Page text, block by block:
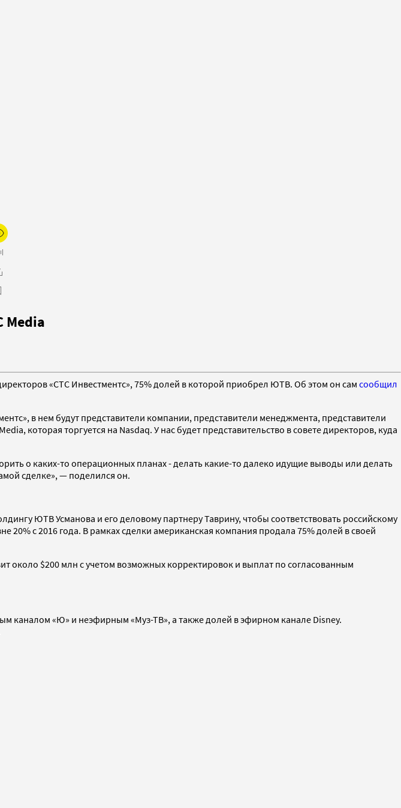
Media
«СТС Инвестментс», 75% долей в которой приобрел ЮТВ. Об этом он сам сообщил
в нем будут представители компании, представители менеджмента, представители
которая торгуется на Nasdaq. У нас будет представительство в совете директоров, куда
о каких-то операционных планах - делать какие-то далеко идущие выводы или делать
сделке», — поделился он.
ЮТВ Усманова и его деловому партнеру Таврину, чтобы соответствовать российскому
20% с 2016 года. В рамках сделки американская компания продала 75% долей в своей
около $200 млн с учетом возможных корректировок и выплат по согласованным
каналом «Ю» и неэфирным «Муз-ТВ», а также долей в эфирном канале Disney.